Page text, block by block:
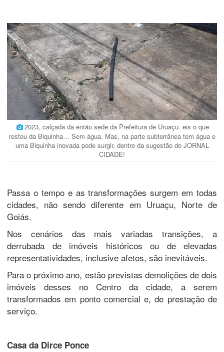
2023, calçada da então sede da Prefeitura de Uruaçu: eis o que
restou da Biquinha… Sem água. Mas, na parte subterrânea tem água e
uma Biquinha inovada pode surgir, dentro da sugestão do JORNAL
CIDADE!
Passa o tempo e as transformações surgem em todas
cidades, não sendo diferente em Uruaçu, Norte de
Goiás.
Nos cenários das mais variadas transições, a
derrubada de imóveis históricos ou de elevadas
representatividades, inclusive afetos, são inevitáveis.
Para o próximo ano, estão previstas demolições de dois
imóveis desses no Centro da cidade, a serem
transformados em ponto comercial e, de prestação de
serviço.
Casa da Dirce Ponce